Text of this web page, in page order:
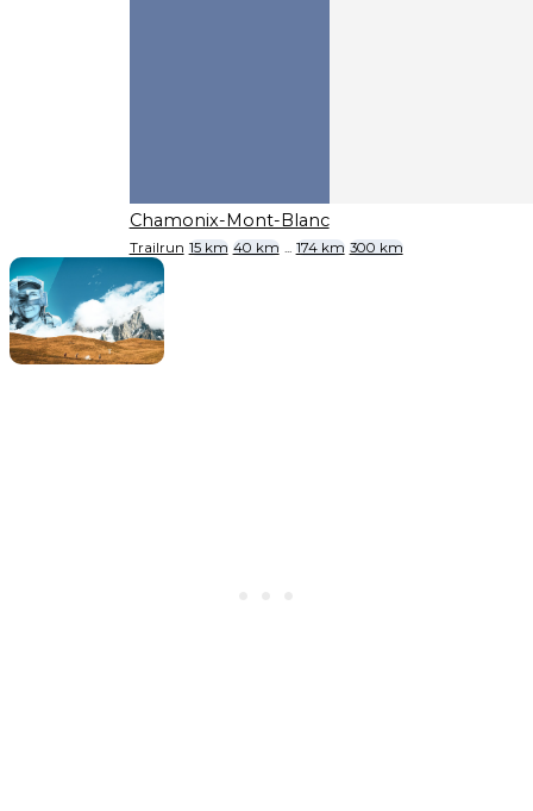
Chamonix-Mont-Blanc
Trailrun 15 km 40 km ... 174 km 300 km